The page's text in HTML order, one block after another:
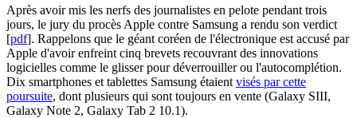
Après avoir mis les nerfs des journalistes en pelote pendant trois
jours, le jury du procès Apple contre Samsung a rendu son verdict
[pdf]. Rappelons que le géant coréen de l'électronique est accusé par
Apple d'avoir enfreint cinq brevets recouvrant des innovations
logicielles comme le glisser pour déverrouiller ou l'autocomplétion.
Dix smartphones et tablettes Samsung étaient visés par cette
poursuite, dont plusieurs qui sont toujours en vente (Galaxy SIII,
Galaxy Note 2, Galaxy Tab 2 10.1).